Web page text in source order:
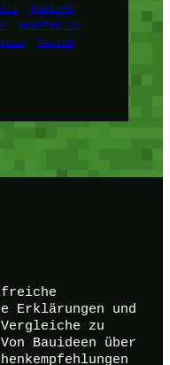
PaperMC
Staffel 13
Twitch
Erklärungen und
zu
Bauideen über